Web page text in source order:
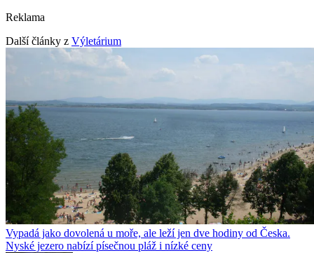
Reklama
Další články z Výletárium
Vypadá jako dovolená u moře, ale leží jen dve hodiny od Česka.
Nyské jezero nabízí písečnou pláž i nízké ceny